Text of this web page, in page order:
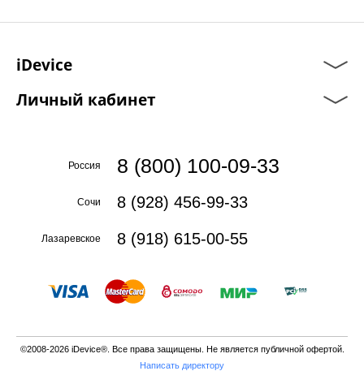
iDevice
Личный кабинет
Россия 8 (800) 100-09-33
Сочи 8 (928) 456-99-33
Лазаревское 8 (918) 615-00-55
©2008-2026 iDevice®. Все права защищены. Не является публичной офертой.
Написать директору